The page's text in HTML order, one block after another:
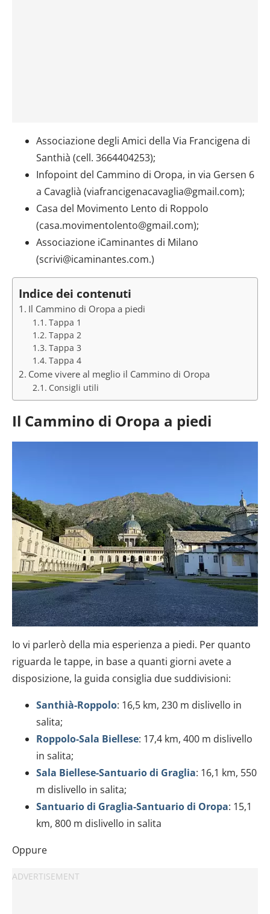
Associazione degli Amici della Via Francigena di
Santhià (cell. 3664404253);
Infopoint del Cammino di Oropa, in via Gersen 6
a Cavaglià (viafrancigenacavaglia@gmail.com);
Casa del Movimento Lento di Roppolo
(casa.movimentolento@gmail.com);
Associazione iCaminantes di Milano
(scrivi@icaminantes.com.)
Indice dei contenuti
Il Cammino di Oropa a piedi
Tappa 1
Tappa 2
Tappa 3
Tappa 4
Come vivere al meglio il Cammino di Oropa
Consigli utili
Il Cammino di Oropa a piedi
Io vi parlerò della mia esperienza a piedi. Per quanto
riguarda le tappe, in base a quanti giorni avete a
disposizione, la guida consiglia due suddivisioni:
Santhià-Roppolo: 16,5 km, 230 m dislivello in
salita;
Roppolo-Sala Biellese: 17,4 km, 400 m dislivello
in salita;
Sala Biellese-Santuario di Graglia: 16,1 km, 550
m dislivello in salita;
Santuario di Graglia-Santuario di Oropa: 15,1
km, 800 m dislivello in salita
Oppure